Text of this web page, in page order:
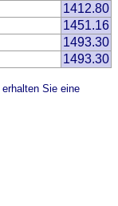
1412.80
1451.16
1493.30
1493.30
Sie eine